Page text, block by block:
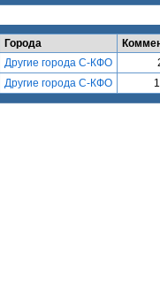
Города
Другие города С-КФО
Другие города С-КФО